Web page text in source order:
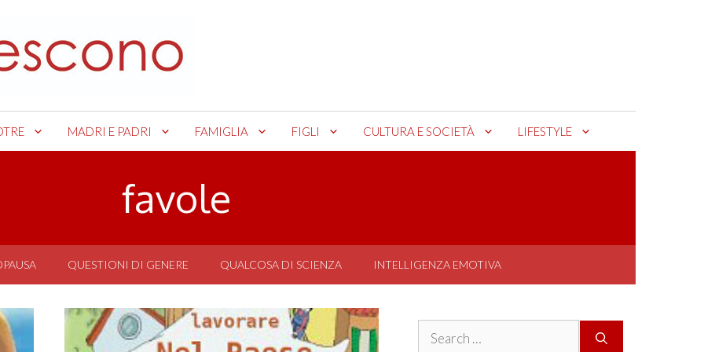
MADRI E PADRI FAMIGLIA FIGLI CULTURA E SOCIETÀ LIFESTYLE
favole
QUESTIONI DI GENERE QUALCOSA DI SCIENZA INTELLIGENZA EMOTIVA
Search